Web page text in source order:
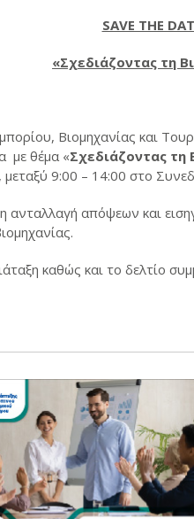
SAVE THE
«Σχεδιάζοντας τη
Βιομηχανίας και
με θέμα «Σχεδιάζοντας τη
9:00 – 14:00 στο
η ανταλλαγή απόψεων και
καθώς και το δελτίο